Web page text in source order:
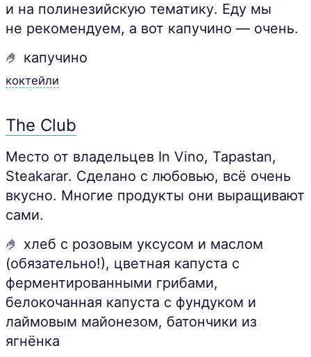
и на полинезийскую тематику. Еду мы
не рекомендуем, а вот капучино — очень.
🤌 капучино
коктейли
The Club
Место от владельцев In Vino, Tapastan,
Steakarar. Сделано с любовью, всё очень
вкусно. Многие продукты они выращивают
сами.
🤌 хлеб с розовым уксусом и маслом
(обязательно!), цветная капуста с
ферментированными грибами,
белокочанная капуста с фундуком и
лаймовым майонезом, батончики из
ягнёнка